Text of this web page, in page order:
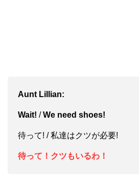
Aunt Lillian:
Wait! /We need shoes!
待って! / 私達はクツが必要!
待って！クツもいるわ！